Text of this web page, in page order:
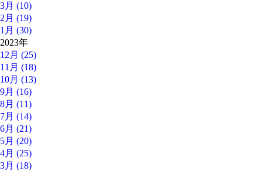
3月 (10)
2月 (19)
1月 (30)
2023年
12月 (25)
11月 (18)
10月 (13)
9月 (16)
8月 (11)
7月 (14)
6月 (21)
5月 (20)
4月 (25)
3月 (18)